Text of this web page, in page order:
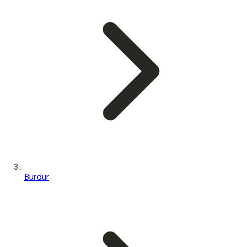
Burdur